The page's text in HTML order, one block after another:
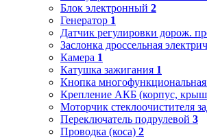
Блок электронный 2
Генератор 1
Датчик регулировки дорож.
Заслонка дроссельная
Камера 1
Катушка зажигания 1
Кнопка многофункциональная
Крепление АКБ (корпус,
Моторчик стеклоочистителя
Переключатель подрулевой 3
Проводка (коса) 2